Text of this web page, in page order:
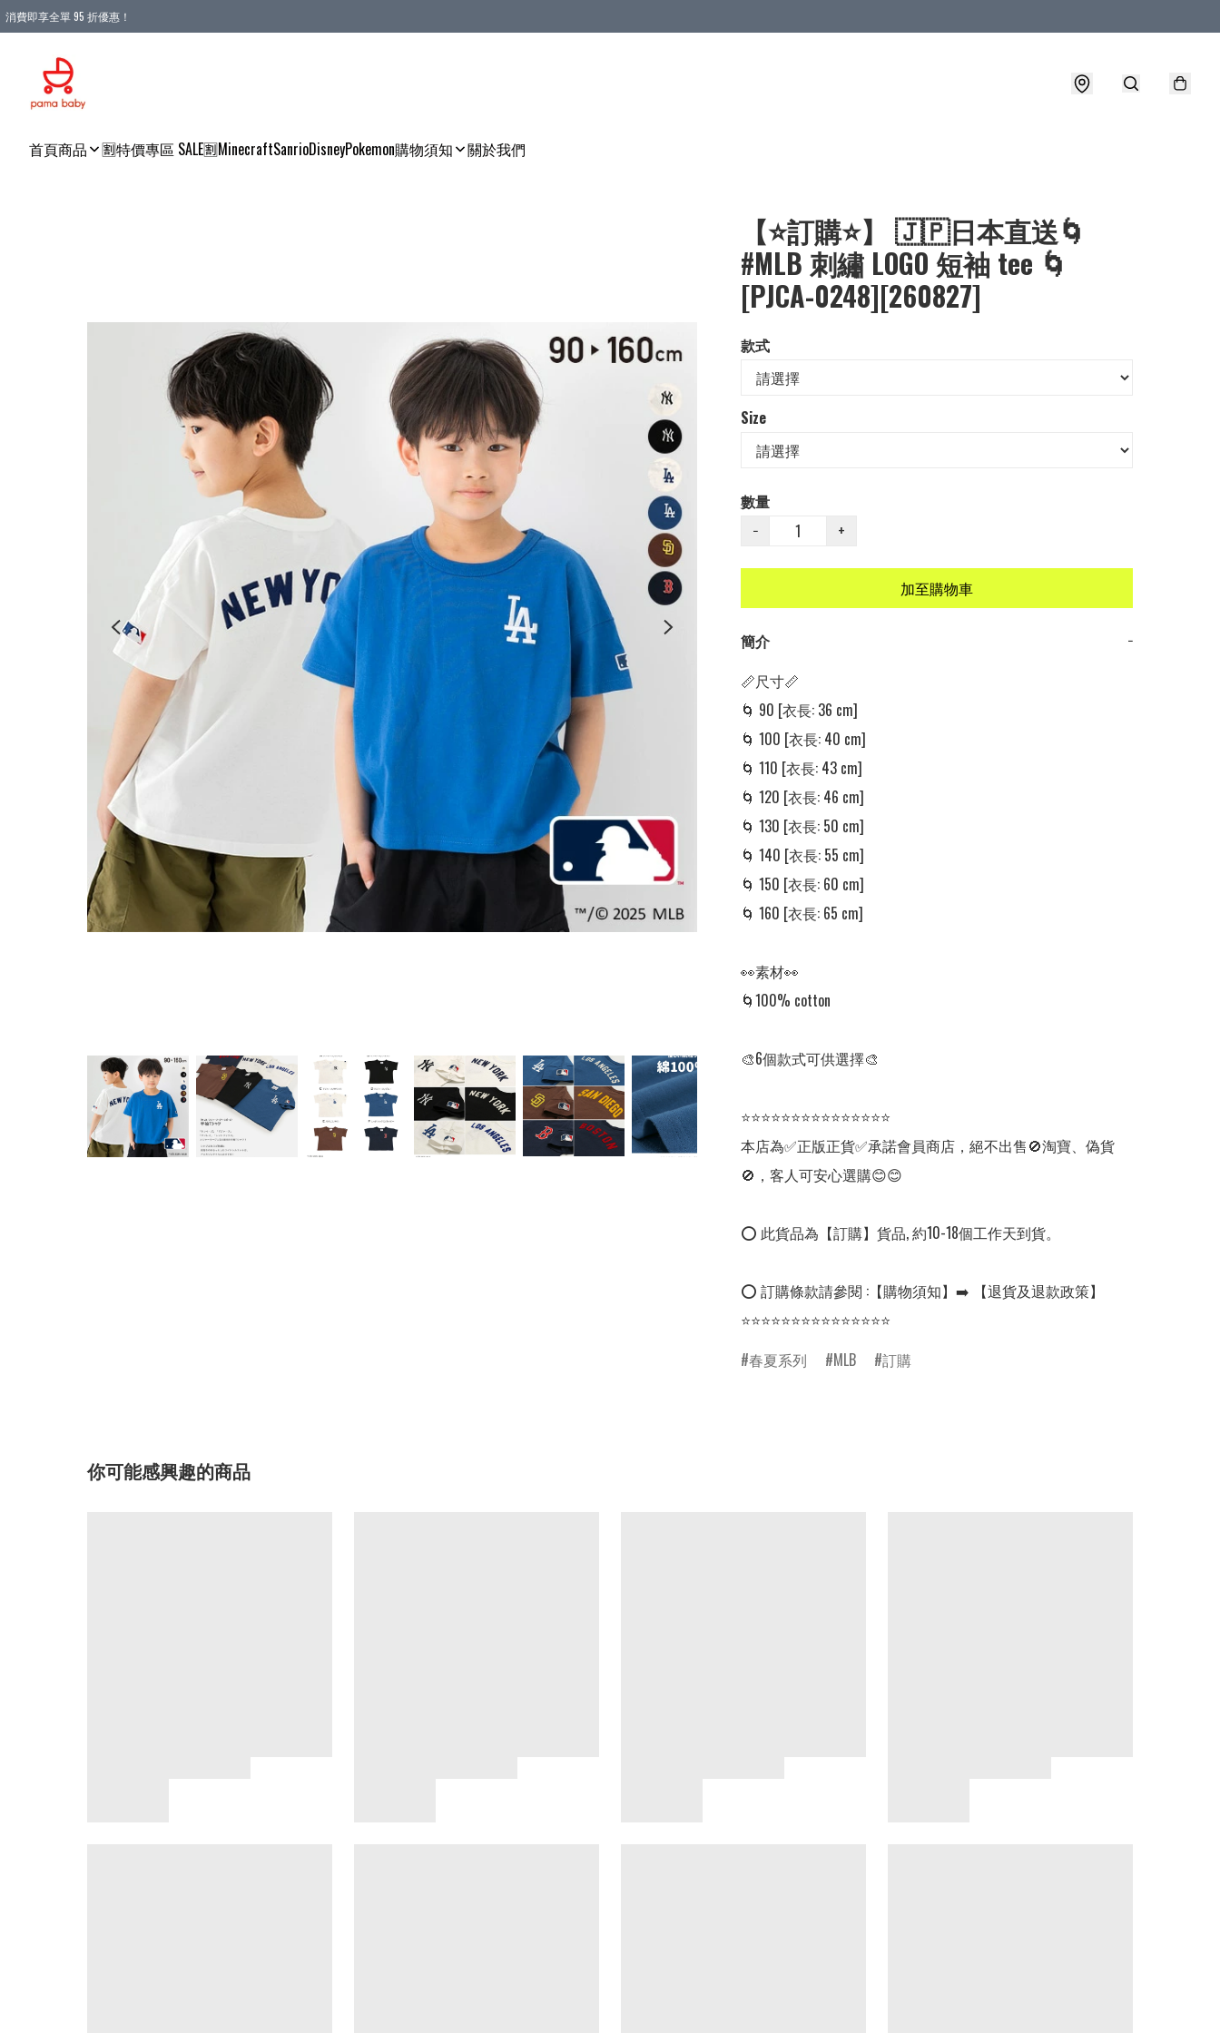
消費即享全單 95 折優惠！
首頁商品 🈹特價專區 SALE🈹MinecraftSanrioDisneyPokemon購物須知 關於我們
【⭐訂購⭐】 🇯🇵日本直送🌀
#MLB 刺繡 LOGO 短袖 tee 🌀
[PJCA-0248][260827]
款式
Size
數量
−
+
加至購物車
簡介
−
📏尺寸📏
🌀 90 [衣長: 36 cm]
🌀 100 [衣長: 40 cm]
🌀 110 [衣長: 43 cm]
🌀 120 [衣長: 46 cm]
🌀 130 [衣長: 50 cm]
🌀 140 [衣長: 55 cm]
🌀 150 [衣長: 60 cm]
🌀 160 [衣長: 65 cm]
👀素材👀
🌀100% cotton
🎨6個款式可供選擇🎨
⭐⭐⭐⭐⭐⭐⭐⭐⭐⭐⭐⭐⭐⭐⭐
本店為✅正版正貨✅承諾會員商店，絕不出售🚫淘寶、偽貨
🚫，客人可安心選購😊😊
⭕ 此貨品為【訂購】貨品, 約10-18個工作天到貨。
⭕ 訂購條款請參閱 :【購物須知】➡️ 【退貨及退款政策】
⭐⭐⭐⭐⭐⭐⭐⭐⭐⭐⭐⭐⭐⭐⭐
春夏系列
MLB 訂購
你可能感興趣的商品